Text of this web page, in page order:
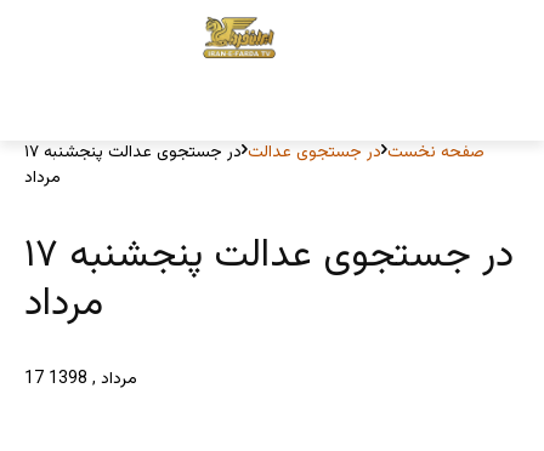
صفحه نخست در جستجوی عدالت
در جستجوی عدالت پنجشنبه ۱۷
مرداد
در جستجوی عدالت پنجشنبه ۱۷
مرداد
17 مرداد , 1398